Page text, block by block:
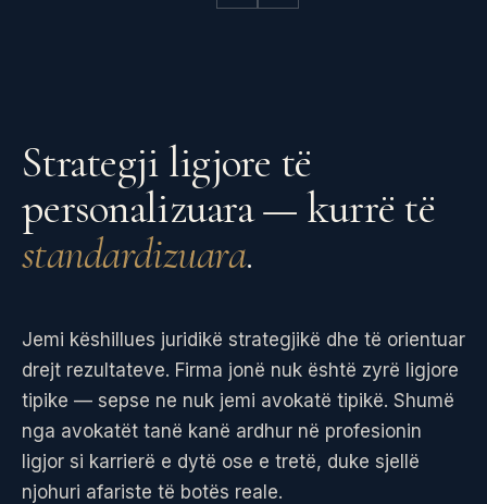
Strategji ligjore të
personalizuara — kurrë të
standardizuara.
Jemi këshillues juridikë strategjikë dhe të orientuar
drejt rezultateve. Firma jonë nuk është zyrë ligjore
tipike — sepse ne nuk jemi avokatë tipikë. Shumë
nga avokatët tanë kanë ardhur në profesionin
ligjor si karrierë e dytë ose e tretë, duke sjellë
njohuri afariste të botës reale.